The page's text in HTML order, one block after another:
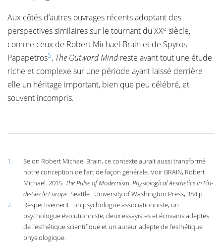
Aux côtés d’autres ouvrages récents adoptant des
perspectives similaires sur le tournant du XXe siècle,
comme ceux de Robert Michael Brain et de Spyros
Papapetros5, The Outward Mindreste avant tout une étude
riche et complexe sur une période ayant laissé derrière
elle un héritage important, bien que peu célébré, et
souvent incompris.
1.
Selon Robert Michael Brain, ce contexte aurait aussi transformé
notre conception de l’art de façon générale. Voir BRAIN, Robert
Michael. 2015. The Pulse of Modernism. Physiological Aesthetics in Fin-
de-Siècle Europe. Seattle : University of Washington Press, 384 p.
2.
Respectivement : un psychologue associationniste, un
psychologue évolutionniste, deux essayistes et écrivains adeptes
de l’esthétique scientifique et un auteur adepte de l’esthétique
physiologique.